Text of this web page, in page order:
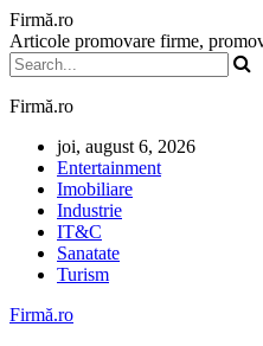
Firmă.ro
Articole promovare firme,
Firmă.ro
joi, august 6, 2026
Entertainment
Imobiliare
Industrie
IT&C
Sanatate
Turism
Firmă.ro